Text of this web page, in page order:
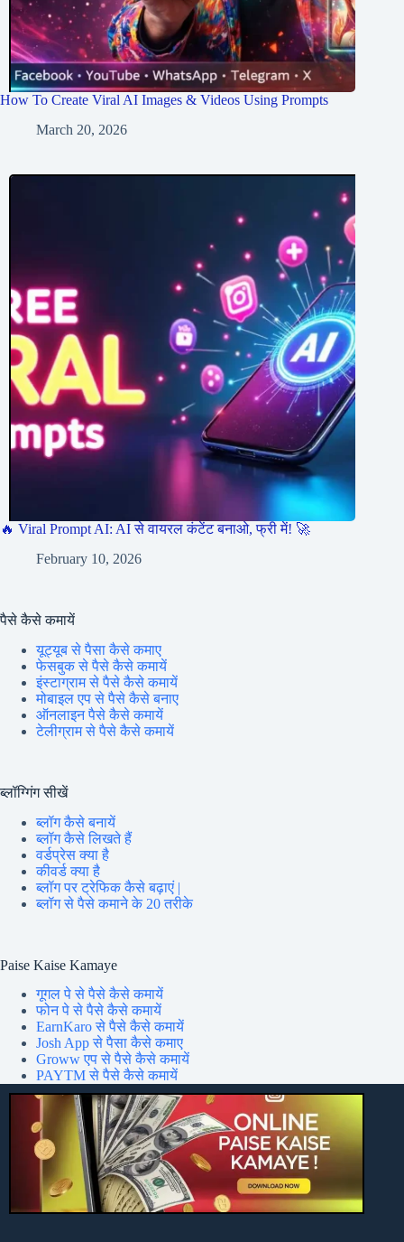
How To Create Viral AI Images & Videos Using Prompts
March 20, 2026
🔥 Viral Prompt AI: AI से वायरल कंटेंट बनाओ, फ्री में! 🚀
February 10, 2026
पैसे कैसे कमायें
यूट्यूब से पैसा कैसे कमाए
फेसबुक से पैसे कैसे कमायें
इंस्टाग्राम से पैसे कैसे कमायें
मोबाइल एप से पैसे कैसे बनाए
ऑनलाइन पैसे कैसे कमायें
टेलीग्राम से पैसे कैसे कमायें
ब्लॉग्गिंग सीखें
ब्लॉग कैसे बनायें
ब्लॉग कैसे लिखते हैं
वर्डप्रेस क्या है
कीवर्ड क्या है
ब्लॉग पर ट्रेफिक कैसे बढ़ाएं |
ब्लॉग से पैसे कमाने के 20 तरीके
Paise Kaise Kamaye
गूगल पे से पैसे कैसे कमायें
फोन पे से पैसे कैसे कमायें
EarnKaro से पैसे कैसे कमायें
Josh App से पैसा कैसे कमाए
Groww एप से पैसे कैसे कमायें
PAYTM से पैसे कैसे कमायें